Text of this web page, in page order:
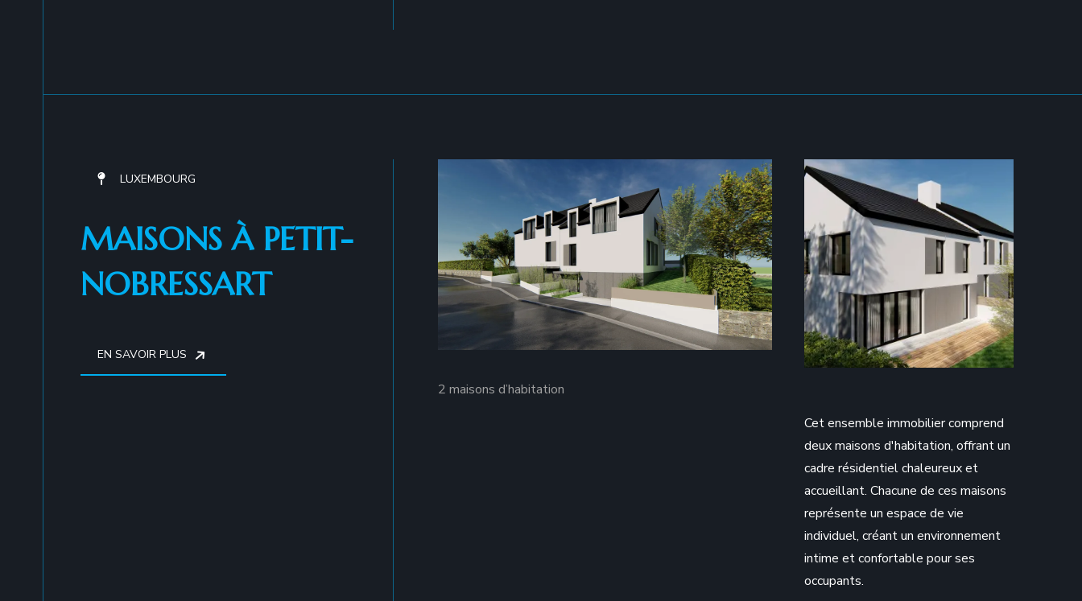
LUXEMBOURG
MAISONS À PETIT-
NOBRESSART
EN SAVOIR PLUS
2 maisons d’habitation
Cet ensemble immobilier comprend
deux maisons d'habitation, offrant un
cadre résidentiel chaleureux et
accueillant. Chacune de ces maisons
représente un espace de vie
individuel, créant un environnement
intime et confortable pour ses
occupants.